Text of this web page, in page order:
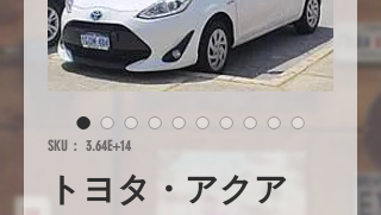
SKU： 3.64E+14
トヨタ・アクア